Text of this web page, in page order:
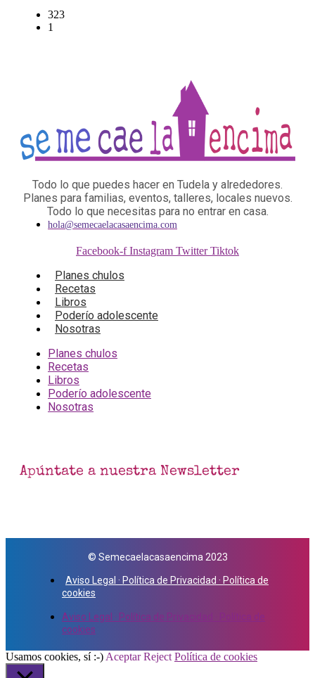
323
1
Todo lo que puedes hacer en Tudela y alrededores.
Planes para familias, eventos, talleres, locales nuevos.
Todo lo que necesitas para no entrar en casa.
hola@semecaelacasaencima.com
Facebook-f Instagram Twitter Tiktok
Planes chulos
Recetas
Libros
Poderío adolescente
Nosotras
Planes chulos
Recetas
Libros
Poderío adolescente
Nosotras
Apúntate a nuestra Newsletter
© Semecaelacasaencima 2023
Aviso Legal · Política de Privacidad · Política de
cookies
Aviso Legal · Política de Privacidad · Política de
cookies
Usamos cookies, sí :-) Aceptar Reject Política de cookies